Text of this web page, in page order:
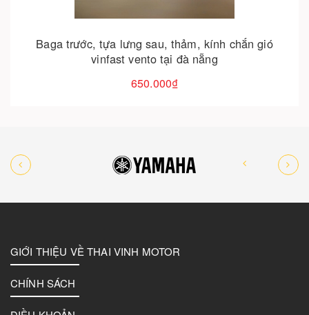
Baga trước, tựa lưng sau, thảm, kính chắn gió
vinfast vento tại đà nẵng
650.000₫
GIỚI THIỆU VỀ THAI VINH MOTOR
CHÍNH SÁCH